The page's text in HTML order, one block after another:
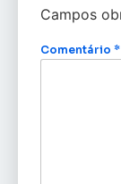
Campos
Comentário *